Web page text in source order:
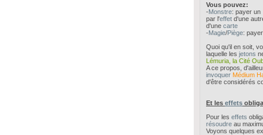
Vous pouvez:
-Monstre: payer
par l'effet d'une
d'une carte
-Magie/Piège:
Quoi qu'il en soit,
laquelle les jetons
Lémuria, la Cité
A ce propos,
invoquer Médium
d'être considérés
Et les effets
Pour les effets
résoudre au
Voyons quelques